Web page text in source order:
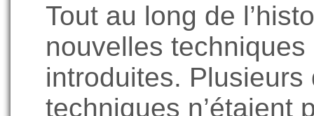
Tout au long de
nouvelles
introduites.
techniques n’étaient